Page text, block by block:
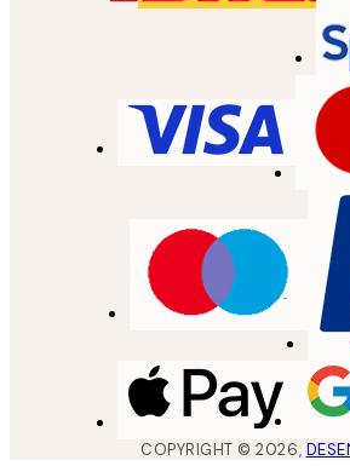
COPYRIGHT ©2026,